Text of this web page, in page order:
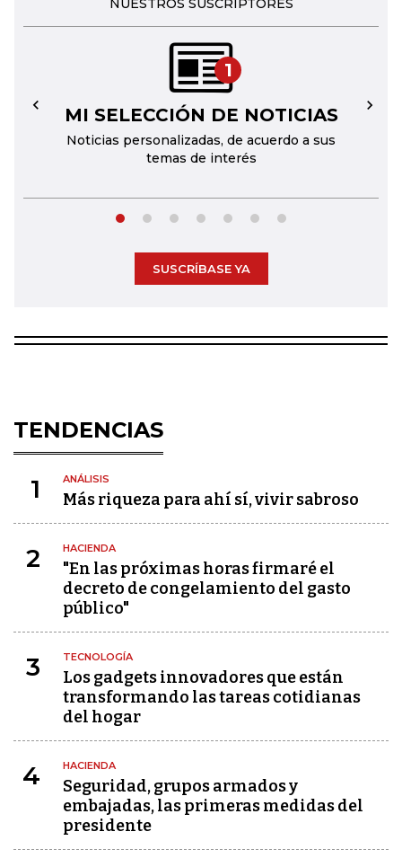
NUESTROS SUSCRIPTORES
1
MI SELECCIÓN DE NOTICIAS
Noticias personalizadas, de acuerdo a sus
temas de interés
← →
SUSCRÍBASE YA
TENDENCIAS
1 ANÁLISIS
Más riqueza para ahí sí, vivir sabroso
2 HACIENDA
"En las próximas horas firmaré el
decreto de congelamiento del gasto
público"
3 TECNOLOGÍA
Los gadgets innovadores que están
transformando las tareas cotidianas
del hogar
4 HACIENDA
Seguridad, grupos armados y
embajadas, las primeras medidas del
presidente